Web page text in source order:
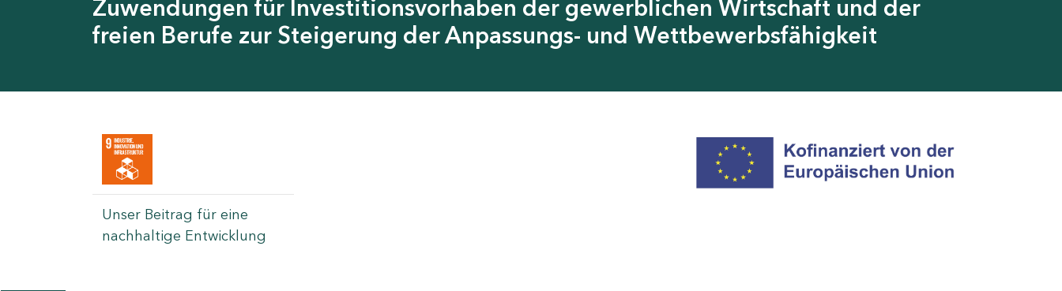
Zuwendungen für Investitionsvorhaben der gewerblichen Wirtschaft und der
freien Berufe zur Steigerung der Anpassungs- und Wettbewerbsfähigkeit
Unser Beitrag für eine
nachhaltige Entwicklung